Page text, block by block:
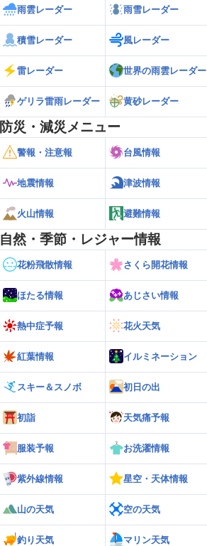
雨雲レーダー 雨雪レーダー
積雪レーダー 風レーダー
雷レーダー 世界の雨雲レーダー
ゲリラ雷雨レーダー 黄砂レーダー
防災・減災メニュー
警報・注意報 台風情報
地震情報 津波情報
火山情報 避難情報
自然・季節・レジャー情報
花粉飛散情報 さくら開花情報
ほたる情報 あじさい情報
熱中症予報 花火天気
紅葉情報 イルミネーション
スキー＆スノボ 初日の出
初詣 天気痛予報
服装予報 お洗濯情報
紫外線情報 星空・天体情報
山の天気 空の天気
釣り天気 マリン天気